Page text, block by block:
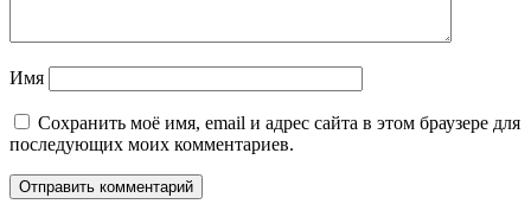
Имя
Сохранить моё имя, email и адрес сайта в этом браузере для
последующих моих комментариев.